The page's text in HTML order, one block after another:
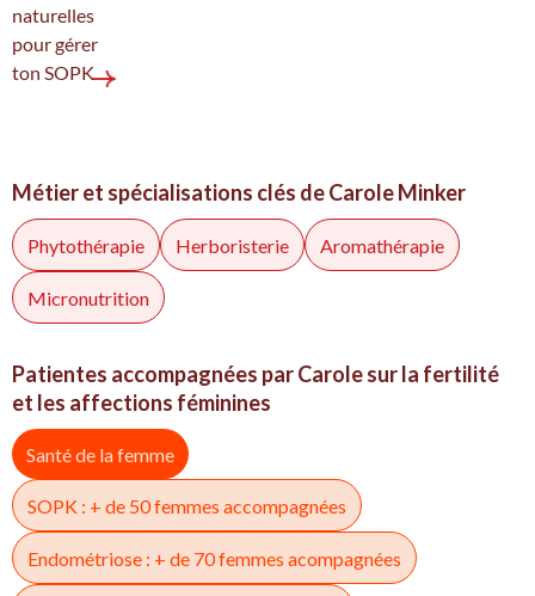
naturelles
pour gérer
ton SOPK
Métier et spécialisations clés de Carole Minker
Phytothérapie Herboristerie Aromathérapie
Micronutrition
Patientes accompagnées par Carole sur la fertilité
et les affections féminines
Santé de la femme
SOPK : + de 50 femmes accompagnées
Endométriose : + de 70 femmes acompagnées